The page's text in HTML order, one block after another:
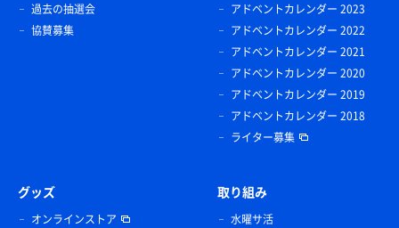
過去の抽選会
協賛募集
アドベントカレンダー 2023
アドベントカレンダー 2022
アドベントカレンダー 2021
アドベントカレンダー 2020
アドベントカレンダー 2019
アドベントカレンダー 2018
ライター募集
グッズ
オンラインストア
取り組み
水曜サ活